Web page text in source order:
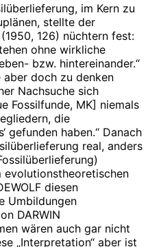
im Kern zu
stellte der
126) nüchtern fest:
ohne wirkliche
bzw. hintereinander.“
aber doch zu denken
Nachsuche sich
Fossilfunde, MK] niemals
die
gefunden haben.“ Danach
real, anders
diesen
Umbildungen
DARWIN
wären auch gar nicht
„Interpretation“ aber ist